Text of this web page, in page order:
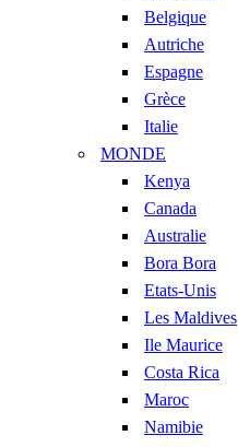
Belgique
Autriche
Espagne
Grèce
Italie
MONDE
Kenya
Canada
Australie
Bora Bora
Etats-Unis
Les Maldives
Ile Maurice
Costa Rica
Maroc
Namibie